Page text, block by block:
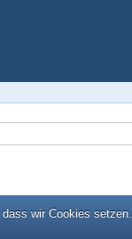
wir Cookies setzen.